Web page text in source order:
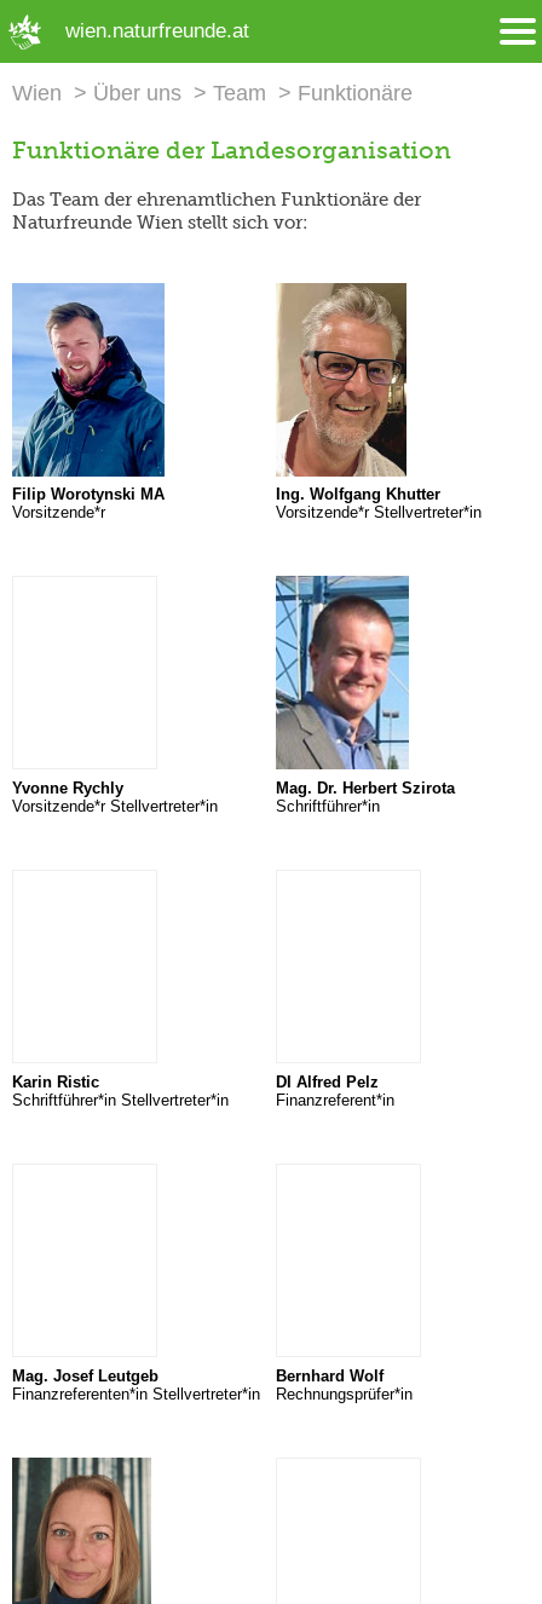
wien.naturfreunde.at
Wien Über uns Team Funktionäre
Funktionäre der Landesorganisation
Das Team der ehrenamtlichen Funktionäre der
Naturfreunde Wien stellt sich vor:
Filip Worotynski MA
Vorsitzende*r
Ing. Wolfgang Khutter
Vorsitzende*r Stellvertreter*in
Yvonne Rychly
Vorsitzende*r Stellvertreter*in
Mag. Dr. Herbert Szirota
Schriftführer*in
Karin Ristic
Schriftführer*in Stellvertreter*in
DI Alfred Pelz
Finanzreferent*in
Mag. Josef Leutgeb
Finanzreferenten*in Stellvertreter*in
Bernhard Wolf
Rechnungsprüfer*in